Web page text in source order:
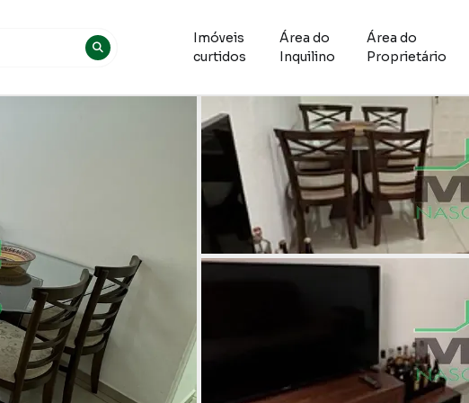
Imóveis
curtidos
Área do
Inquilino
Área do
Proprietário